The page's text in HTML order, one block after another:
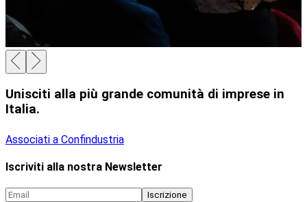
Unisciti alla più grande comunità di imprese in
Italia.
Associati a Confindustria
Iscriviti alla nostra Newsletter
Iscrizione